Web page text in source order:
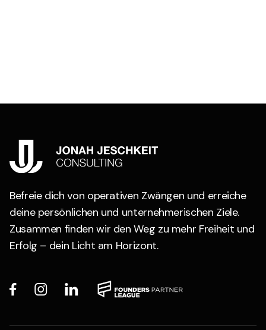
Befreie dich von operativen Zwängen und erreiche
deine persönlichen und unternehmerischen Ziele.
Zusammen finden wir den Weg zu mehr Freiheit und
Erfolg – dein Licht am Horizont.
  